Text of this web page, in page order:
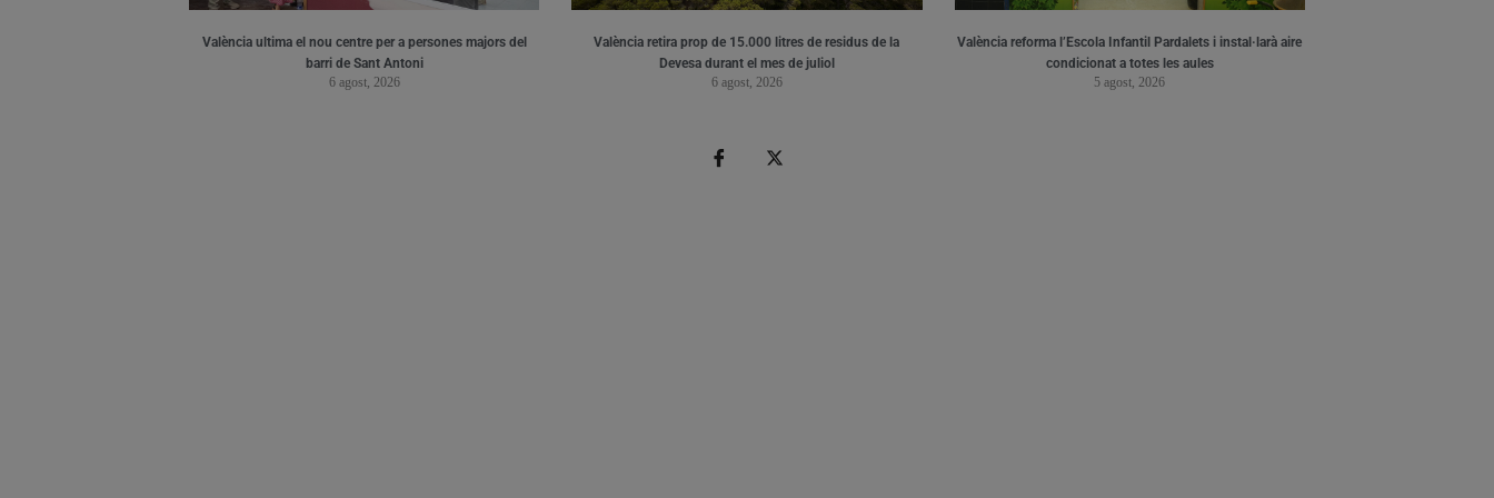
València ultima el nou centre per a persones majors del
barri de Sant Antoni
6 agost, 2026
València retira prop de 15.000 litres de residus de la
Devesa durant el mes de juliol
6 agost, 2026
València reforma l’Escola Infantil Pardalets i instal·larà aire
condicionat a totes les aules
5 agost, 2026